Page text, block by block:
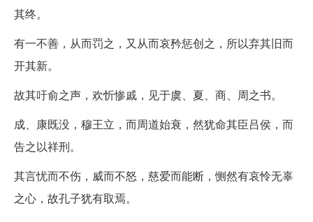
其终。
有一不善，从而罚之，又从而哀矜惩创之，所以弃其旧而
开其新。
故其吁俞之声，欢忻惨戚，见于虞、夏、商、周之书。
成、康既没，穆王立，而周道始衰，然犹命其臣吕侯，而
告之以祥刑。
其言忧而不伤，威而不怒，慈爱而能断，恻然有哀怜无辜
之心，故孔子犹有取焉。